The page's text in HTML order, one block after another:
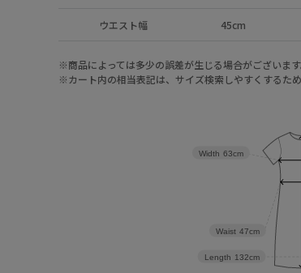
ウエスト幅 45cm
※商品によっては多少の誤差が生じる場合がございます
※カート内の相当表記は、サイズ検索しやすくするた
Length 132cm
Waist 47cm
Width 63cm